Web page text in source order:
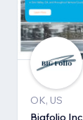
OK, US
Bigfolio Inc